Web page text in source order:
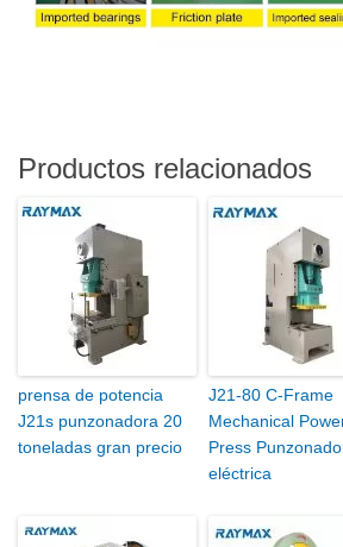
Productos relacionados
prensa de potencia
J21s punzonadora 20
toneladas gran precio
J21-80 C-Frame
Mechanical
Press
eléctrica